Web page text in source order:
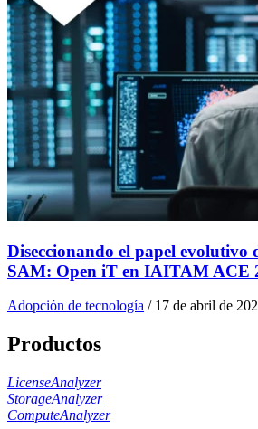
Diseccionando el papel evolutivo
SAM: Open iT en IAITAM ACE
Adopción de tecnología / 17 de abril de
Productos
LicenseAnalyzer
StorageAnalyzer
ComputeAnalyzer